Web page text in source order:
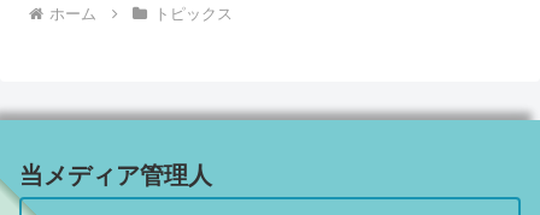
ホーム トピックス
当メディア管理人